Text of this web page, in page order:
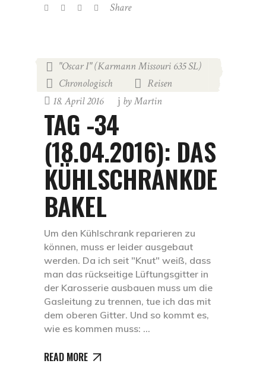
Share
"Oscar I" (Karmann Missouri 635 SL)
Chronologisch
Reisen
18. April 2016
byMartin
TAG -34
(18.04.2016): DAS
KÜHLSCHRANKDE
BAKEL
Um den Kühlschrank reparieren zu
können, muss er leider ausgebaut
werden. Da ich seit "Knut" weiß, dass
man das rückseitige Lüftungsgitter in
der Karosserie ausbauen muss um die
Gasleitung zu trennen, tue ich das mit
dem oberen Gitter. Und so kommt es,
wie es kommen muss:
READ MORE